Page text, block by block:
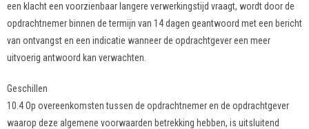
een klacht een voorzienbaar langere verwerkingstijd vraagt, wordt door de
opdrachtnemer binnen de termijn van 14 dagen geantwoord met een bericht
van ontvangst en een indicatie wanneer de opdrachtgever een meer
uitvoerig antwoord kan verwachten.
Geschillen
10.4 Op overeenkomsten tussen de opdrachtnemer en de opdrachtgever
waarop deze algemene voorwaarden betrekking hebben, is uitsluitend